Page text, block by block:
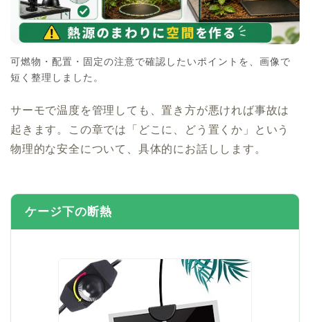
可燃物・配置・固定の注意で確認したいポイントを、画像で
短く整理しました。
サーモで温度を管理しても、置き方が悪ければ事故は
起きます。この章では「どこに、どう置くか」という
物理的な安全について、具体的にお話しします。
ケージ下の断熱